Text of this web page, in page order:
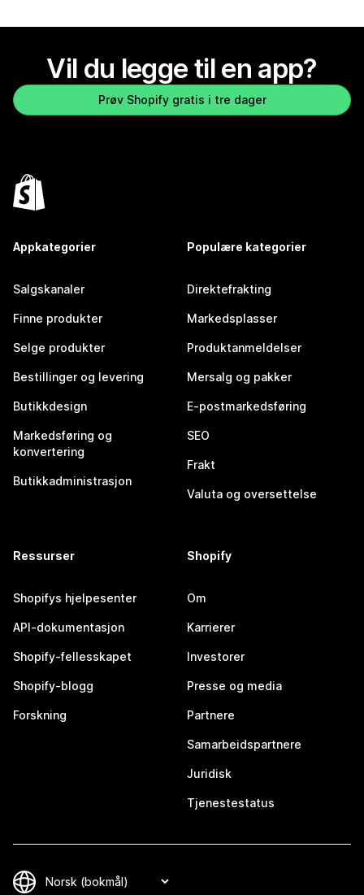
Vil du legge til en app?
Prøv Shopify gratis i tre dager
Appkategorier
Salgskanaler
Finne produkter
Selge produkter
Bestillinger og levering
Butikkdesign
Markedsføring og
konvertering
Butikkadministrasjon
Populære kategorier
Direktefrakting
Markedsplasser
Produktanmeldelser
Mersalg og pakker
E-postmarkedsføring
SEO
Frakt
Valuta og oversettelse
Ressurser
Shopifys hjelpesenter
API-dokumentasjon
Shopify-fellesskapet
Shopify-blogg
Forskning
Shopify
Om
Karrierer
Investorer
Presse og media
Partnere
Samarbeidspartnere
Juridisk
Tjenestestatus